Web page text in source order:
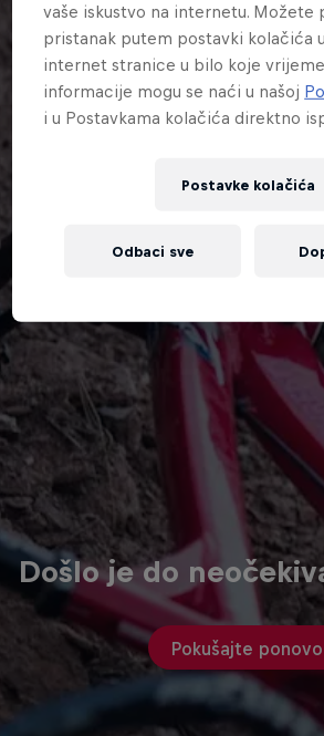
Došlo je do
Pokušajte ponovo
vaše iskustvo na internetu. Možete
pristanak putem postavki kolačića
internet stranice u bilo koje
informacije mogu se naći u našoj
i u Postavkama kolačića direktno
Postavke kolačića
Odbaci sve